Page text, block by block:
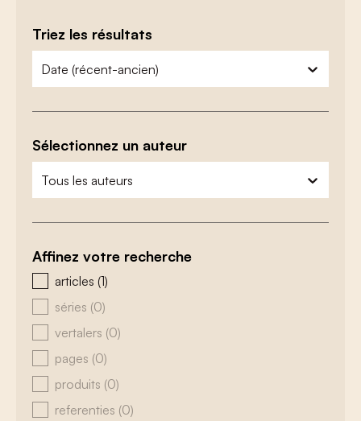
Triez les résultats
zoeken - sorteer
trier le contenu
Sélectionnez un auteur
zoeken - auteurs
sélectionnez le contenu
Affinez votre recherche
zoeken - type
articles (1)
séries (0)
vertalers (0)
pages (0)
produits (0)
referenties (0)